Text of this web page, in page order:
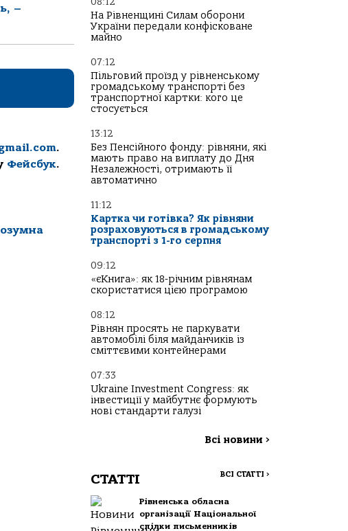
–
.
Фейсбук.
На Рівненщині Силам оборони
України передали конфісковане
майно
07:12
Пільговий проїзд у рівненському
громадському транспорті без
транспортної картки: кого це
стосується
13:12
Без Пенсійного фонду: рівняни, які
мають право на виплату до Дня
Незалежності, отримають її
автоматично
11:12
Картка чи готівка? Як рівняни
розраховуються в громадському
транспорті з 1-го серпня
09:12
«єКнига»: як 18-річним рівнянам
скористатися цією програмою
08:12
Рівнян просять не паркувати
автомобілі біля майданчиків із
сміттєвими контейнерами
07:33
Ukraine Investment Congress: як
інвестиції у майбутнє формують
нові стандарти галузі
Всі новини >
СТАТТІ ВСІ СТАТТІ >
Рівненська обласна
організації Національної
спілки письменників